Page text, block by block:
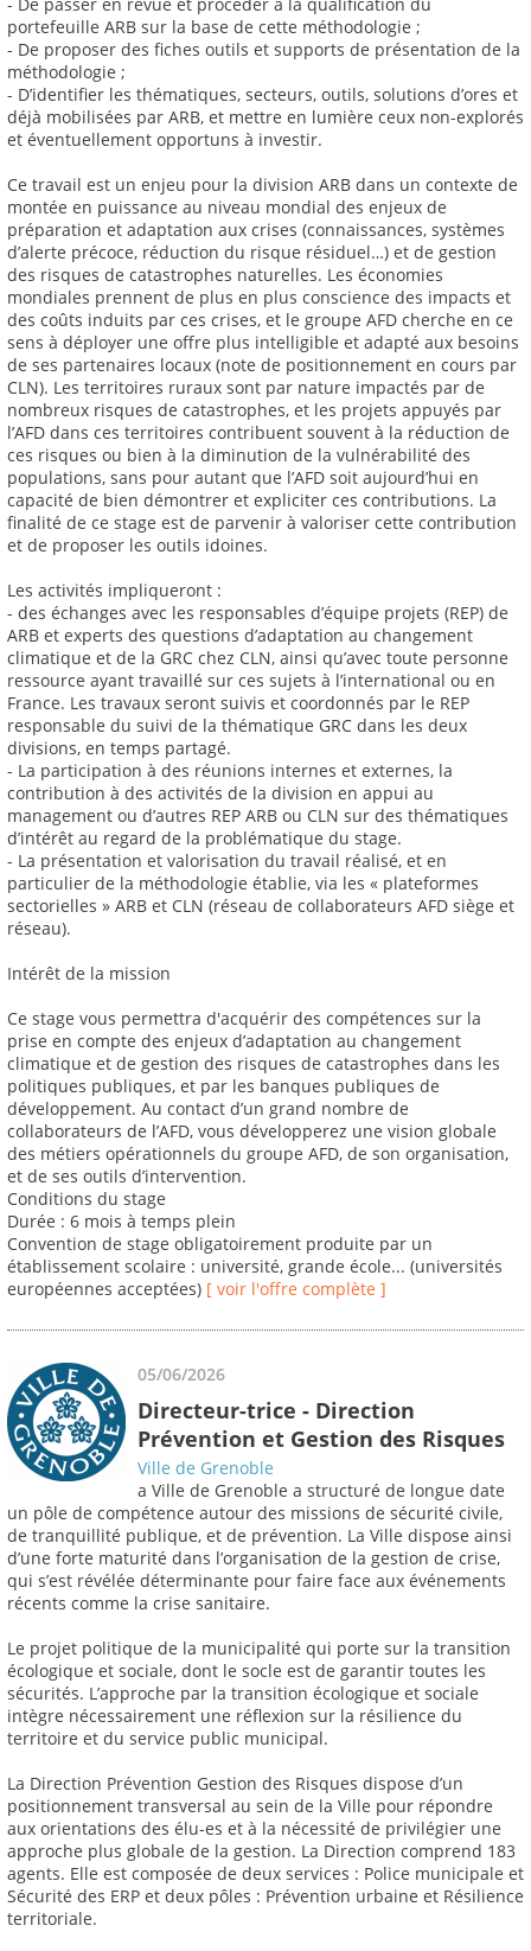
portefeuille ARB sur la base de cette méthodologie ;
- De proposer des fiches outils et supports de présentation de la
méthodologie ;
- D’identifier les thématiques, secteurs, outils, solutions d’ores et
déjà mobilisées par ARB, et mettre en lumière ceux non-explorés
et éventuellement opportuns à investir.
Ce travail est un enjeu pour la division ARB dans un contexte de
montée en puissance au niveau mondial des enjeux de
préparation et adaptation aux crises (connaissances, systèmes
d’alerte précoce, réduction du risque résiduel…) et de gestion
des risques de catastrophes naturelles. Les économies
mondiales prennent de plus en plus conscience des impacts et
des coûts induits par ces crises, et le groupe AFD cherche en ce
sens à déployer une offre plus intelligible et adapté aux besoins
de ses partenaires locaux (note de positionnement en cours par
CLN). Les territoires ruraux sont par nature impactés par de
nombreux risques de catastrophes, et les projets appuyés par
l’AFD dans ces territoires contribuent souvent à la réduction de
ces risques ou bien à la diminution de la vulnérabilité des
populations, sans pour autant que l’AFD soit aujourd’hui en
capacité de bien démontrer et expliciter ces contributions. La
finalité de ce stage est de parvenir à valoriser cette contribution
et de proposer les outils idoines.
Les activités impliqueront :
- des échanges avec les responsables d’équipe projets (REP) de
ARB et experts des questions d’adaptation au changement
climatique et de la GRC chez CLN, ainsi qu’avec toute personne
ressource ayant travaillé sur ces sujets à l’international ou en
France. Les travaux seront suivis et coordonnés par le REP
responsable du suivi de la thématique GRC dans les deux
divisions, en temps partagé.
- La participation à des réunions internes et externes, la
contribution à des activités de la division en appui au
management ou d’autres REP ARB ou CLN sur des thématiques
d’intérêt au regard de la problématique du stage.
- La présentation et valorisation du travail réalisé, et en
particulier de la méthodologie établie, via les « plateformes
sectorielles » ARB et CLN (réseau de collaborateurs AFD siège et
réseau).
Intérêt de la mission
Ce stage vous permettra d'acquérir des compétences sur la
prise en compte des enjeux d’adaptation au changement
climatique et de gestion des risques de catastrophes dans les
politiques publiques, et par les banques publiques de
développement. Au contact d’un grand nombre de
collaborateurs de l’AFD, vous développerez une vision globale
des métiers opérationnels du groupe AFD, de son organisation,
et de ses outils d’intervention.
Conditions du stage
Durée : 6 mois à temps plein
Convention de stage obligatoirement produite par un
établissement scolaire : université, grande école... (universités
européennes acceptées) [ voir l'offre complète ]
05/06/2026
Directeur-trice - Direction
Prévention et Gestion des Risques
Ville de Grenoble
a Ville de Grenoble a structuré de longue date
un pôle de compétence autour des missions de sécurité civile,
de tranquillité publique, et de prévention. La Ville dispose ainsi
d’une forte maturité dans l’organisation de la gestion de crise,
qui s’est révélée déterminante pour faire face aux événements
récents comme la crise sanitaire.
Le projet politique de la municipalité qui porte sur la transition
écologique et sociale, dont le socle est de garantir toutes les
sécurités. L’approche par la transition écologique et sociale
intègre nécessairement une réflexion sur la résilience du
territoire et du service public municipal.
La Direction Prévention Gestion des Risques dispose d’un
positionnement transversal au sein de la Ville pour répondre
aux orientations des élu-es et à la nécessité de privilégier une
approche plus globale de la gestion. La Direction comprend 183
agents. Elle est composée de deux services : Police municipale et
Sécurité des ERP et deux pôles : Prévention urbaine et Résilience
territoriale.